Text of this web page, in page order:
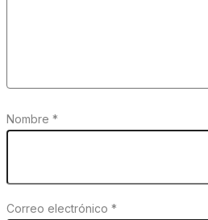
Nombre *
Correo electrónico *